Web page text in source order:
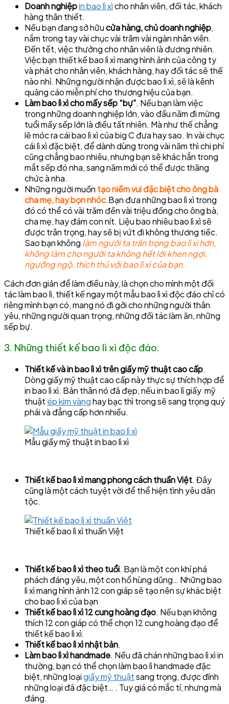
Doanh nghiệpin bao lì xìcho nhân viên, đối tác, khách
hàng thân thiết.
Nếu bạn đang sở hữucửa hàng, chủ doanh nghiệp,
nắm trong tay vài chục vài trăm vài ngàn nhân viên.
Đến tết, việc thưởng cho nhân viên là đương nhiên.
Việc bạn thiết kế bao lì xì mang hình ảnh của công ty
và phát cho nhân viên, khách hàng, hay đối tác sẽ thế
nào nhỉ. Những người nhận được bao lì xì, sẽ là kênh
quảng cáo miễn phí cho thương hiệu của bạn.
Làm bao lì xì cho mấy sếp “bự”. Nếu bạn làm việc
trong những doanh nghiệp lớn, vào đầu năm đi mừng
tuổi mấy sếp lớn là điều tất nhiên. Mà như thế chẳng
lẽ móc ra cái bao lì xì của big C đưa hay sao. In vài chục
cái lì xì đặc biệt, để dành dùng trong vài năm thì chi phí
cũng chẳng bao nhiêu, nhưng bạn sẽ khác hẳn trong
mắt sếp đó nha, sang năm mới có thể được thăng
chức à nha.
Những người muốn tạo niềm vui đặc biệt cho ông bà
cha mẹ, hay bọn nhóc.Bạn đưa những bao lì xì trong
đó có thể có vài trăm đến vài triệu đồng cho ông bà,
cha mẹ, hay đám con nít. Liệu bao nhiêu bao lì xì sẽ
được trân trọng, hay sẽ bị vứt đi không thương tiếc.
Sao bạn không làm người ta trân trọng bao lì xì hơn,
không làm cho người ta không hết lời khen ngợi,
ngưỡng ngộ, thích thú với bao lì xì của bạn.
Cách đơn giản để làm điều này, là chọn cho mình một đối
tác làm bao lì, thiết kế ngay một mẫu bao lì xì độc đáo chỉ có
riêng mình bạn có, mang nó đi gởi cho những người thân
yêu, những người quan trọng, những đối tác làm ăn, những
sếp bự.
3. Những thiết kế bao lì xì độc đáo.
Thiết kế và in bao lì xì trên giấy mỹ thuật cao cấp.
Dòng giấy mỹ thuật cao cấp này thực sự thích hợp để
in bao lì xì. Bản thân nó đã đẹp, nếu in bao lì giấy mỹ
thuật ép kim vànghay bạc thì trong sẽ sang trọng quý
phái và đẳng cấp hơn nhiều.
Mẫu giấy mỹ thuật in bao lì xì
Thiết kế bao lì xì mang phong cách thuần Việt. Đây
cũng là một cách tuyệt vời để thể hiện tình yêu dân
tộc.
Thiết kế bao lì xì thuần Việt
Thiết kế bao lì xì theo tuổi. Bạn là một con khỉ phá
phách đáng yêu, một con hổ hùng dũng… Những bao
lì xì mang hình ảnh 12 con giáp sẽ tạo nên sự khác biệt
cho bao lì xì của bạn
Thiết kế bao lì xì 12 cung hoàng đạo. Nếu bạn không
thích 12 con giáp có thể chọn 12 cung hoàng đạo để
thiết kế bao lì xì.
Thiết kế bao lì xì nhật bản.
Làm bao lì xì handmade. Nếu đã chán những bao lì xì in
thường, bạn có thể chọn làm bao lì handmade đặc
biệt, những loạigiấy mỹ thuậtsang trọng, được đính
những loại đã đặc biệt… . Tuy giá có mắc tí, nhưng mà
đáng.